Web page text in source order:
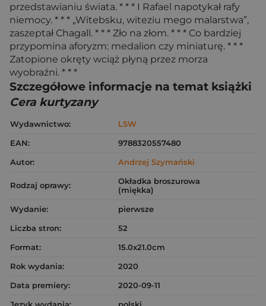
przedstawianiu świata. * * * I Rafael napotykał rafy
niemocy. * * * „Witebsku, witeziu mego malarstwa”,
zaszeptał Chagall. * * * Zło na złom. * * * Co bardziej
przypomina aforyzm: medalion czy miniaturę. * * *
Zatopione okręty wciąż płyną przez morza
wyobraźni. * * *
Szczegółowe informacje na temat książki
Cera kurtyzany
Wydawnictwo:
LSW
EAN:
9788320557480
Autor:
Andrzej Szymański
Rodzaj oprawy:
Okładka broszurowa
(miękka)
Wydanie:
pierwsze
Liczba stron:
52
Format:
15.0x21.0cm
Rok wydania:
2020
Data premiery:
2020-09-11